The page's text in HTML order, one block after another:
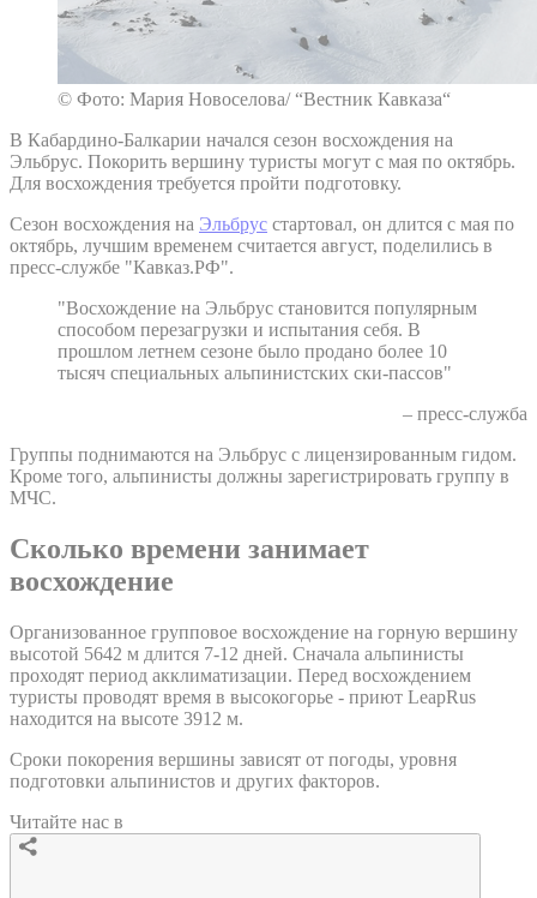
© Фото: Мария Новоселова/ “Вестник Кавказа“
В Кабардино-Балкарии начался сезон восхождения на
Эльбрус. Покорить вершину туристы могут с мая по октябрь.
Для восхождения требуется пройти подготовку.
Сезон восхождения на Эльбрус стартовал, он длится с мая по
октябрь, лучшим временем считается август, поделились в
пресс-службе "Кавказ.РФ".
"Восхождение на Эльбрус становится популярным
способом перезагрузки и испытания себя. В
прошлом летнем сезоне было продано более 10
тысяч специальных альпинистских ски-пассов"
– пресс-служба
Группы поднимаются на Эльбрус с лицензированным гидом.
Кроме того, альпинисты должны зарегистрировать группу в
МЧС.
Сколько времени занимает
восхождение
Организованное групповое восхождение на горную вершину
высотой 5642 м длится 7-12 дней. Сначала альпинисты
проходят период акклиматизации. Перед восхождением
туристы проводят время в высокогорье - приют LeapRus
находится на высоте 3912 м.
Сроки покорения вершины зависят от погоды, уровня
подготовки альпинистов и других факторов.
Читайте нас в